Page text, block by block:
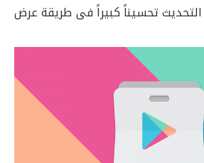
التحديث تحسيناً كبيراً فى طريقة عرض